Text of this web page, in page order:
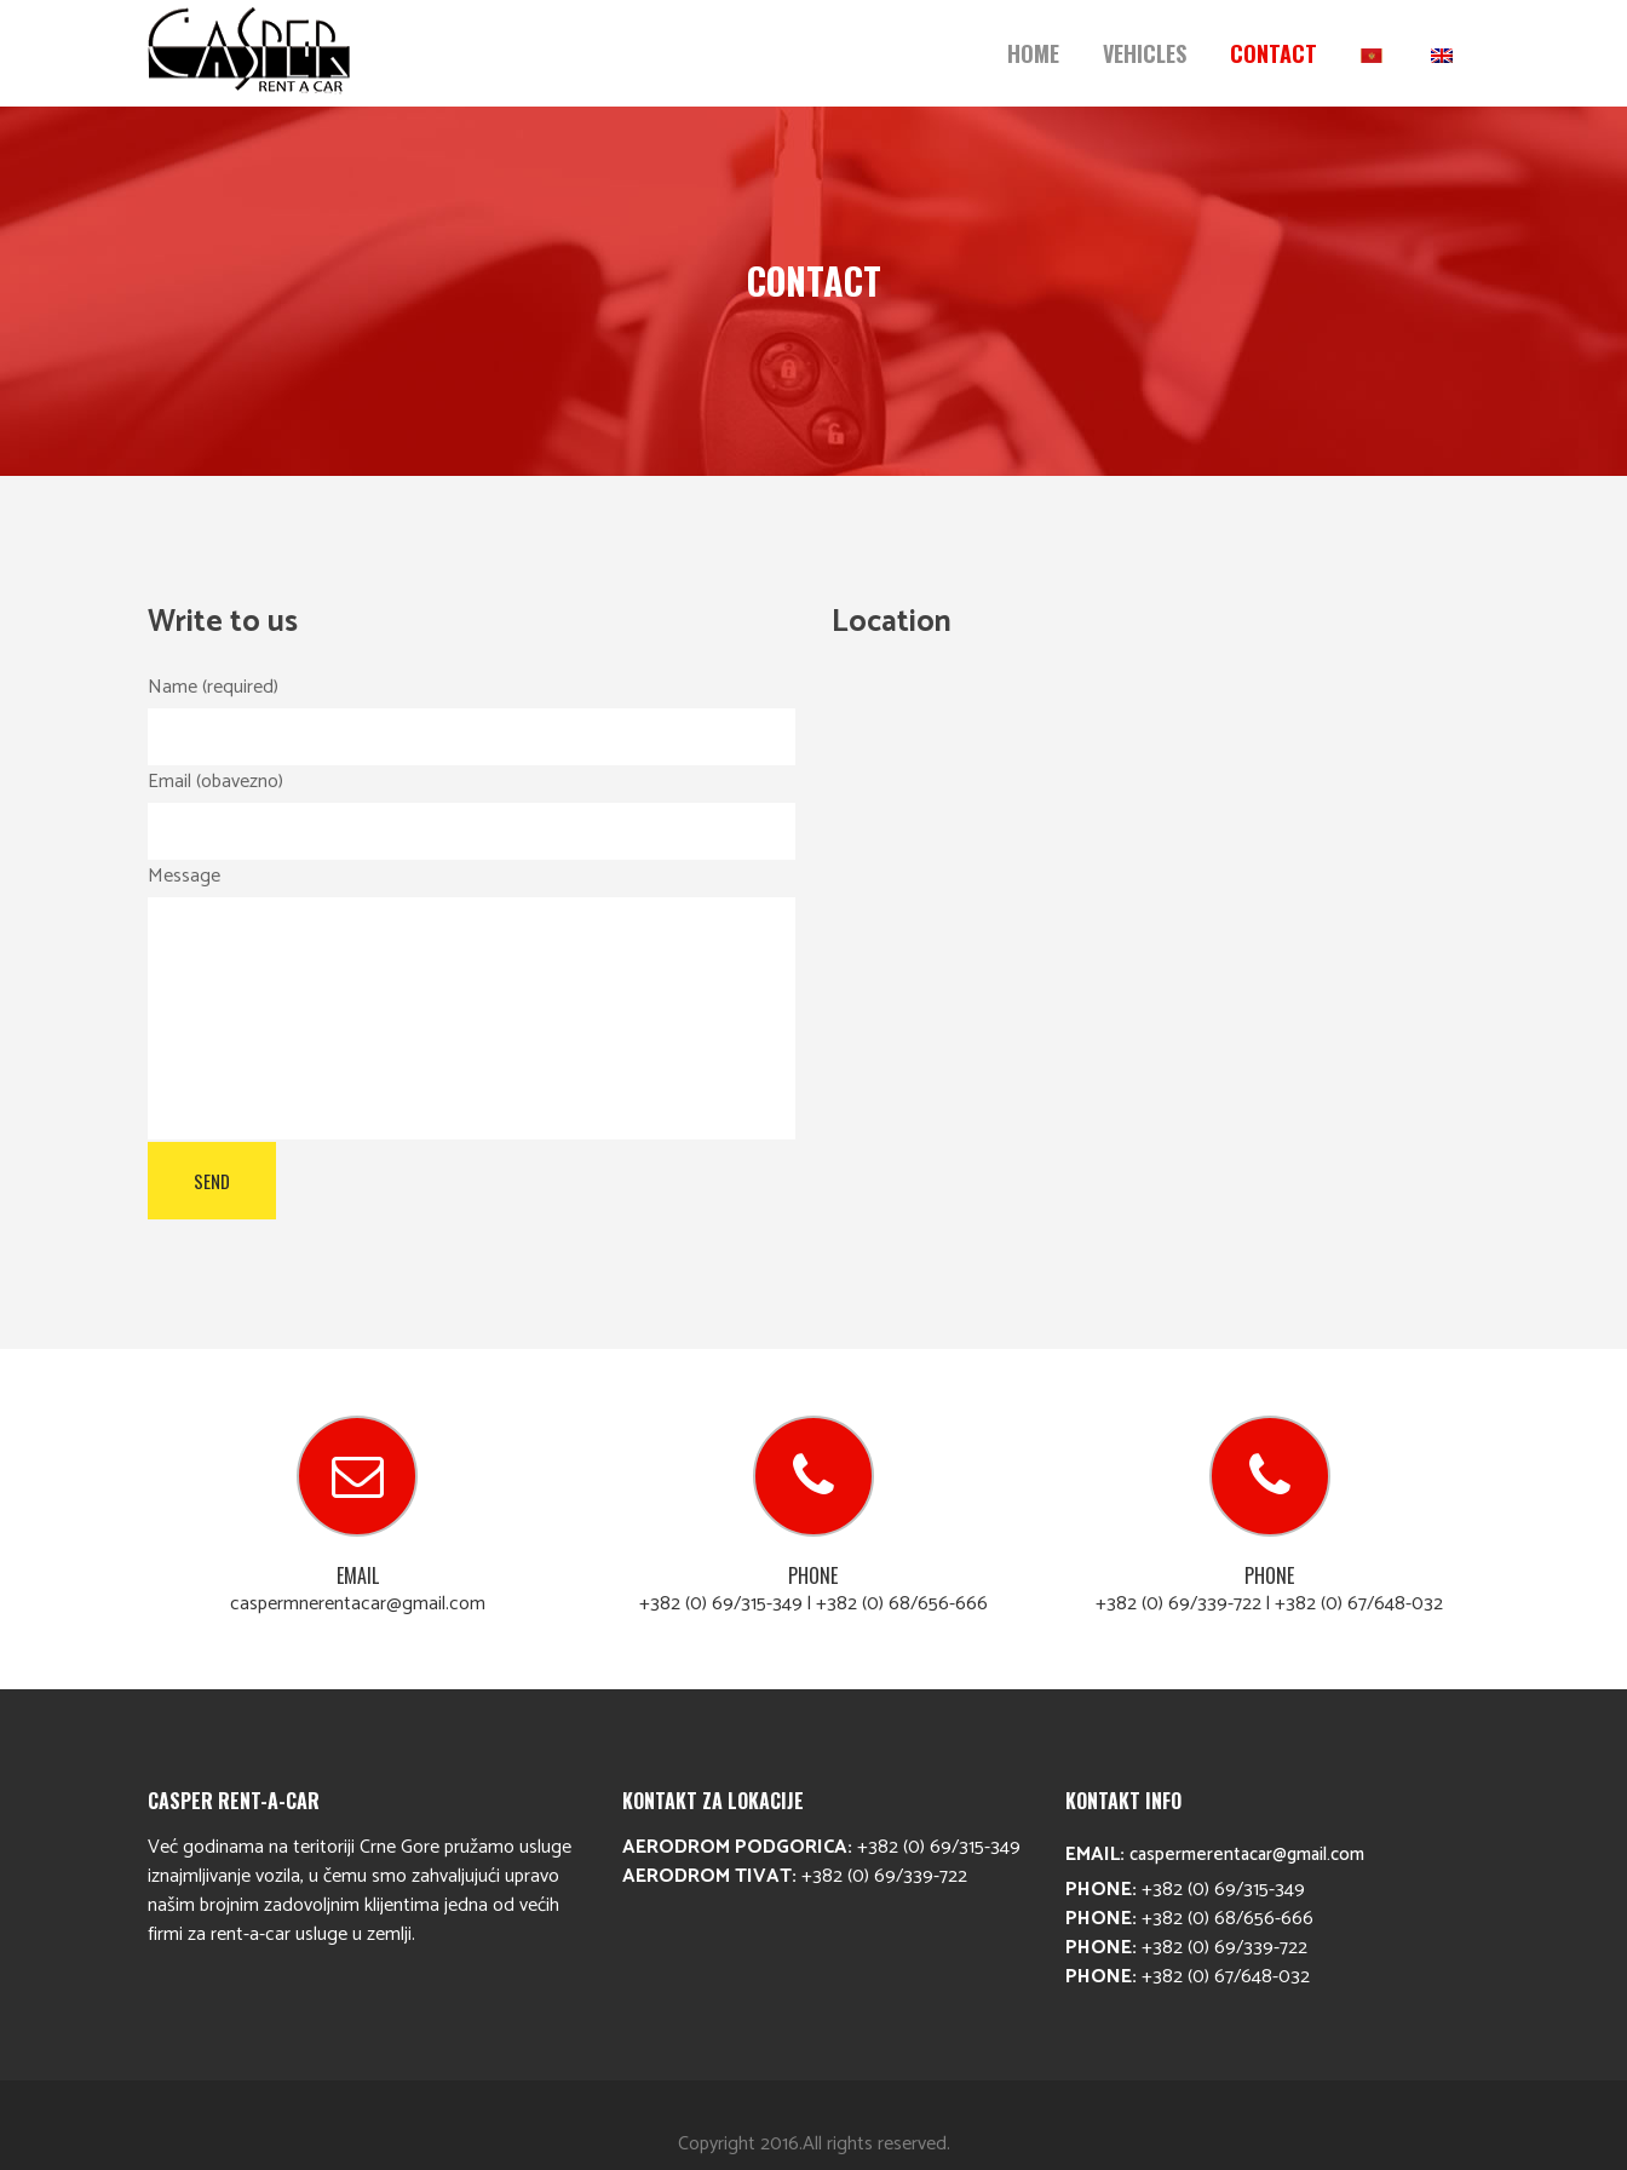
HOME VEHICLES CONTACT
CONTACT
Write to us
Name (required)
Email (obavezno)
Message
Location
EMAIL
caspermnerentacar@gmail.com
PHONE
+382 (0) 69/315-349 l +382 (0) 68/656-666
PHONE
+382 (0) 69/339-722 l +382 (0) 67/648-032
CASPER RENT-A-CAR
Već godinama na teritoriji Crne Gore pružamo usluge
iznajmljivanje vozila, u čemu smo zahvaljujući upravo
našim brojnim zadovoljnim klijentima jedna od većih
firmi za rent-a-car usluge u zemlji.
KONTAKT ZA LOKACIJE
AERODROM PODGORICA:+382 (0) 69/315-349
AERODROM TIVAT:+382 (0) 69/339-722
KONTAKT INFO
EMAIL: caspermerentacar@gmail.com
PHONE:+382 (0) 69/315-349
PHONE:+382 (0) 68/656-666
PHONE:+382 (0) 69/339-722
PHONE:+382 (0) 67/648-032
Copyright 2016.All rights reserved.